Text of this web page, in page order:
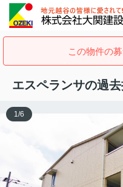
この物件の
エスペランサの過
1/6